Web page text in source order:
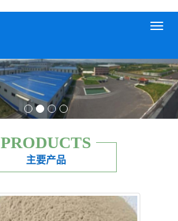
PRODUCTS
主要产品